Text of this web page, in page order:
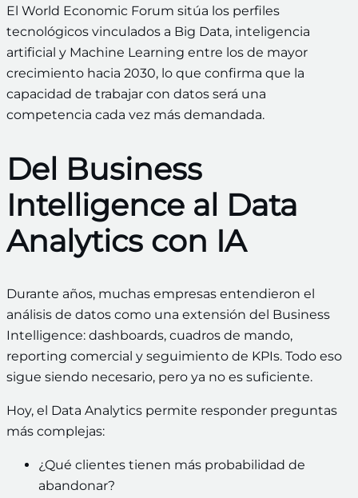
El World Economic Forum sitúa los perfiles
tecnológicos vinculados a Big Data, inteligencia
artificial y Machine Learning entre los de mayor
crecimiento hacia 2030, lo que confirma que la
capacidad de trabajar con datos será una
competencia cada vez más demandada.
Del Business
Intelligence al Data
Analytics con IA
Durante años, muchas empresas entendieron el
análisis de datos como una extensión del Business
Intelligence: dashboards, cuadros de mando,
reporting comercial y seguimiento de KPIs. Todo eso
sigue siendo necesario, pero ya no es suficiente.
Hoy, el Data Analytics permite responder preguntas
más complejas:
¿Qué clientes tienen más probabilidad de
abandonar?